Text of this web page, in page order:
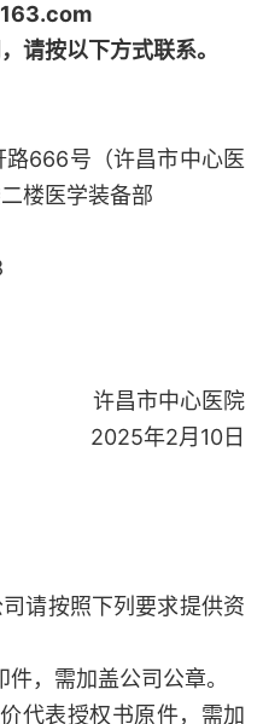
请按以下方式联系。
666号（许昌市中心医
楼医学装备部
许昌市中心医院
2025年2月10日
请按照下列要求提供资
，需加盖公司公章。
代表授权书原件，需加